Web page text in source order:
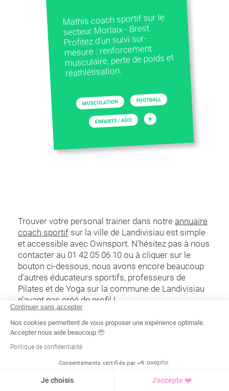
Mathis coach sportif sur le
secteur Morlaix - Brest.
Profitez d'un suivi sur-
mesure : renforcement
musculaire, perte de poids et
réathlétisation.
MUSCULATION FOOTBALL
ENFANTS / ADO +
Trouver votre personal trainer dans notre annuaire
coach sportif sur la ville de Landivisiau est simple
et accessible avec Ownsport. N'hésitez pas à nous
contacter au 01 42 05 06 10 ou à cliquer sur le
bouton ci-dessous, nous avons encore beaucoup
d'autres éducateurs sportifs, professeurs de
Pilates et de Yoga sur la commune de Landivisiau
n'ayant pas créé de profil !
Landivisiau
disponibles
Continuer sans accepter
Nos cookies permettent de vous proposer une expérience optimale.
Accepter nous aide beaucoup 🥹
Politique de confidentialité
Consentements certifiés par
Je choisis J'accepte ❤️